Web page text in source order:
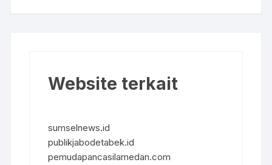
Website terkait
sumselnews.id
publikjabodetabek.id
pemudapancasilamedan.com